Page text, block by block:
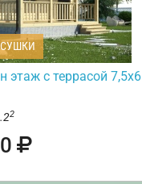
с террасой 7,5х6
2